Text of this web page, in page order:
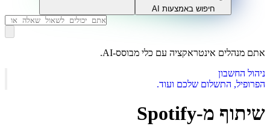
חיפוש באמצעות AI
אתם מנהלים אינטראקציה עם כלי מבוסס-AI.
ניהול החשבון
הפרופיל, התשלום שלכם ועוד.
שיתוף מ-Spotify